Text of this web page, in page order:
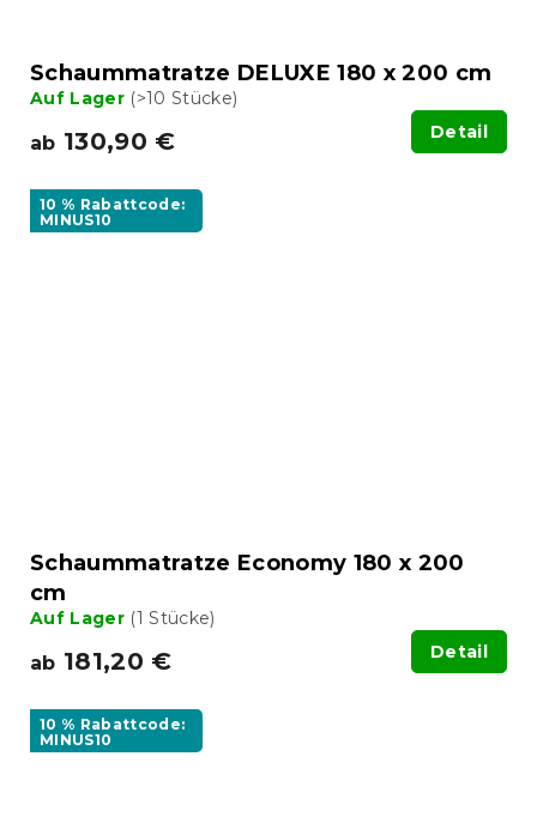
Schaummatratze DELUXE 180 x 200 cm
Auf Lager (>10 Stücke)
ab 130,90 € Detail
10 % Rabattcode:
MINUS10
Schaummatratze Economy 180 x 200
cm
Auf Lager (1 Stücke)
ab 181,20 € Detail
10 % Rabattcode:
MINUS10